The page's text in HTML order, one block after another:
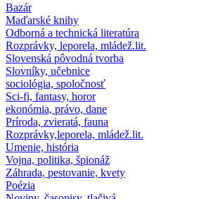
Bazár
Maďarské knihy
Odborná a technická literatúra
Rozprávky, leporela, mládež.lit.
Slovenská pôvodná tvorba
Slovníky, učebnice
sociológia, spoločnosť
Sci-fi, fantasy, horor
ekonómia, právo, dane
Príroda, zvieratá, fauna
Rozprávky,leporela, mládež.lit.
Umenie, história
Vojna, politika, špionáž
Záhrada, pestovanie, kvety
Poézia